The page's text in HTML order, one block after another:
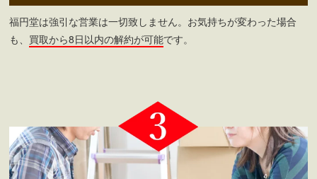
福円堂は強引な営業は一切致しません。お気持ちが変わった場合
も、 買取から8日以内の解約が可能です。